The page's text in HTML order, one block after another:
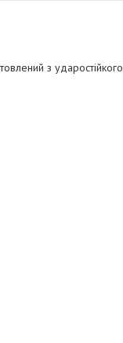
з ударостійкого